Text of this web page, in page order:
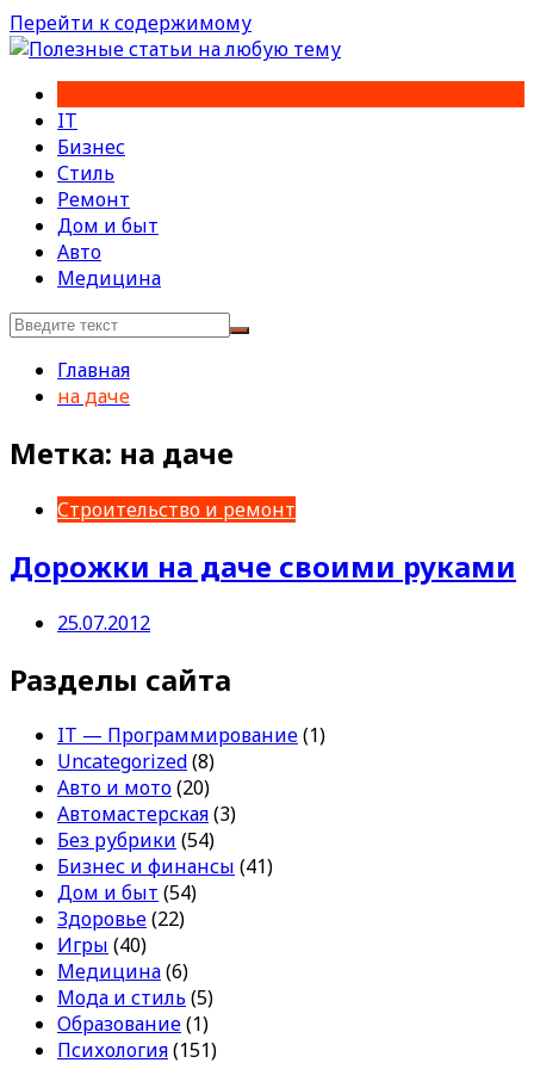
Перейти к содержимому
IT
Бизнес
Стиль
Ремонт
Дом и быт
Авто
Медицина
Главная
на даче
Метка: на даче
Строительство и ремонт
Дорожки на даче своими руками
25.07.2012
Разделы сайта
IT — Программирование(1)
Uncategorized(8)
Авто и мото(20)
Автомастерская(3)
Без рубрики (54)
Бизнес и финансы (41)
Дом и быт (54)
Здоровье(22)
Игры (40)
Медицина(6)
Мода и стиль (5)
Образование(1)
Психология(151)